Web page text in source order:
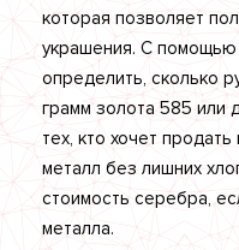
которая позволяет
украшения. С помощью
определить, сколько
грамм золота 585 или
тех, кто хочет
металл без лишних
стоимость серебра,
металла.